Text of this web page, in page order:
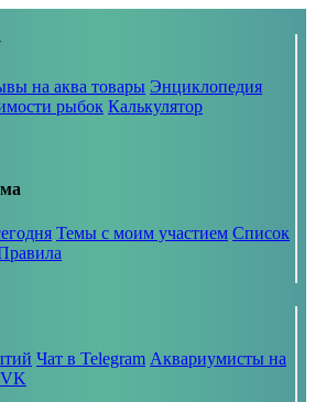
на аква товары Энциклопедия
рыбок Калькулятор
Темы с моим участием Список
Чат в Telegram Аквариумисты на